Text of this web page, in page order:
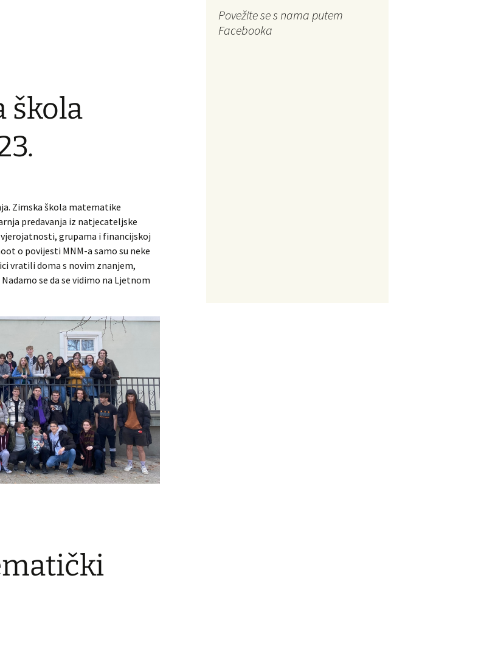
škola
Zimska škola matematike
predavanja iz natjecateljske
grupama i financijskoj
o povijesti MNM-a samo su neke
vratili doma s novim znanjem,
se da se vidimo na Ljetnom
Povežite se s nama putem
Facebooka